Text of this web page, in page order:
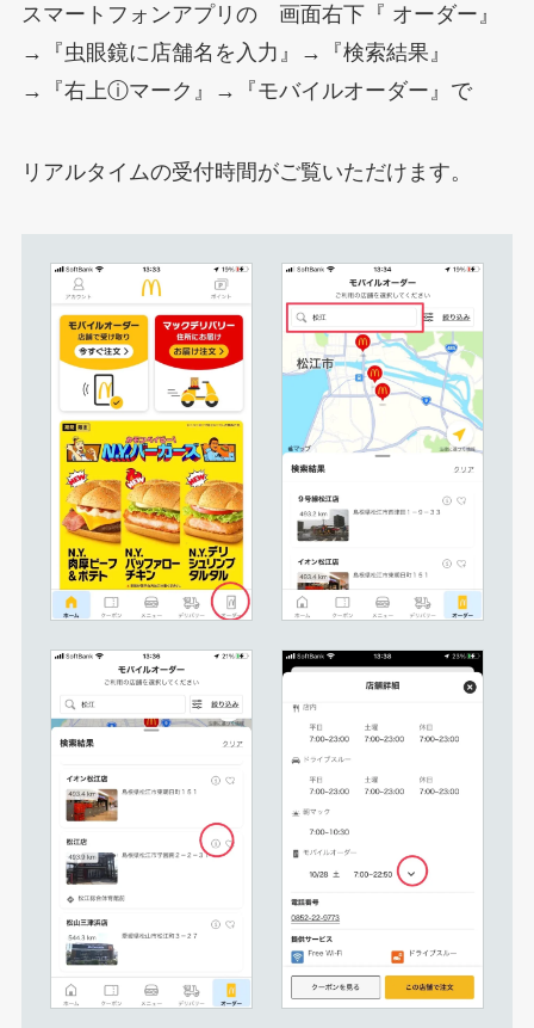
スマートフォンアプリの 画面右下『 オーダー』
→『虫眼鏡に店舗名を入力』→『検索結果』
→『右上ⓘマーク』→『モバイルオーダー』で
リアルタイムの受付時間がご覧いただけます。